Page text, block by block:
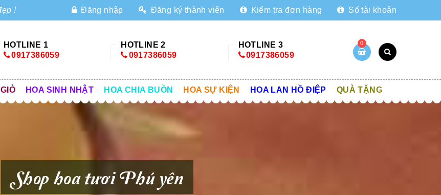
! Đăng nhập Đăng ký thành viên Kiểm tra đơn hàng Số tài khoản
HOTLINE 1
0917386059
HOTLINE 2
0917386059
HOTLINE 3
0917386059
0
HOA SINH NHẬT HOA CHIA BUỒN HOA SỰ KIỆN HOA LAN HỒ ĐIỆP QUÀ TẶNG
Shop hoa tươi Phú yên